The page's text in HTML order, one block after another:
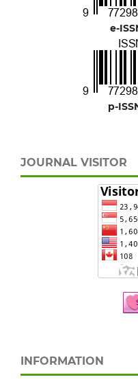
e-
p-
JOURNAL VISITOR
INFORMATION